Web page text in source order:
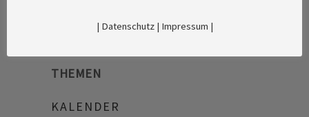
THEMEN
KALENDER
| Datenschutz| Impressum |